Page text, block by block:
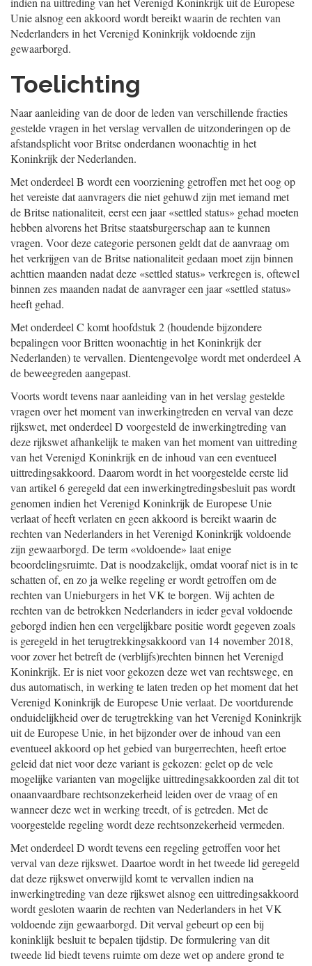
Unie alsnog een akkoord wordt bereikt waarin de rechten van
Nederlanders in het Verenigd Koninkrijk voldoende zijn
gewaarborgd.
Toelichting
Naar aanleiding van de door de leden van verschillende fracties
gestelde vragen in het verslag vervallen de uitzonderingen op de
afstandsplicht voor Britse onderdanen woonachtig in het
Koninkrijk der Nederlanden.
Met onderdeel B wordt een voorziening getroffen met het oog op
het vereiste dat aanvragers die niet gehuwd zijn met iemand met
de Britse nationaliteit, eerst een jaar «settled status» gehad moeten
hebben alvorens het Britse staatsburgerschap aan te kunnen
vragen. Voor deze categorie personen geldt dat de aanvraag om
het verkrijgen van de Britse nationaliteit gedaan moet zijn binnen
achttien maanden nadat deze «settled status» verkregen is, oftewel
binnen zes maanden nadat de aanvrager een jaar «settled status»
heeft gehad.
Met onderdeel C komt hoofdstuk 2 (houdende bijzondere
bepalingen voor Britten woonachtig in het Koninkrijk der
Nederlanden) te vervallen. Dientengevolge wordt met onderdeel A
de beweegreden aangepast.
Voorts wordt tevens naar aanleiding van in het verslag gestelde
vragen over het moment van inwerkingtreden en verval van deze
rijkswet, met onderdeel D voorgesteld de inwerkingtreding van
deze rijkswet afhankelijk te maken van het moment van uittreding
van het Verenigd Koninkrijk en de inhoud van een eventueel
uittredingsakkoord. Daarom wordt in het voorgestelde eerste lid
van artikel 6 geregeld dat een inwerkingtredingsbesluit pas wordt
genomen indien het Verenigd Koninkrijk de Europese Unie
verlaat of heeft verlaten en geen akkoord is bereikt waarin de
rechten van Nederlanders in het Verenigd Koninkrijk voldoende
zijn gewaarborgd. De term «voldoende» laat enige
beoordelingsruimte. Dat is noodzakelijk, omdat vooraf niet is in te
schatten of, en zo ja welke regeling er wordt getroffen om de
rechten van Unieburgers in het VK te borgen. Wij achten de
rechten van de betrokken Nederlanders in ieder geval voldoende
geborgd indien hen een vergelijkbare positie wordt gegeven zoals
is geregeld in het terugtrekkingsakkoord van 14 november 2018,
voor zover het betreft de (verblijfs)rechten binnen het Verenigd
Koninkrijk. Er is niet voor gekozen deze wet van rechtswege, en
dus automatisch, in werking te laten treden op het moment dat het
Verenigd Koninkrijk de Europese Unie verlaat. De voortdurende
onduidelijkheid over de terugtrekking van het Verenigd Koninkrijk
uit de Europese Unie, in het bijzonder over de inhoud van een
eventueel akkoord op het gebied van burgerrechten, heeft ertoe
geleid dat niet voor deze variant is gekozen: gelet op de vele
mogelijke varianten van mogelijke uittredingsakkoorden zal dit tot
onaanvaardbare rechtsonzekerheid leiden over de vraag of en
wanneer deze wet in werking treedt, of is getreden. Met de
voorgestelde regeling wordt deze rechtsonzekerheid vermeden.
Met onderdeel D wordt tevens een regeling getroffen voor het
verval van deze rijkswet. Daartoe wordt in het tweede lid geregeld
dat deze rijkswet onverwijld komt te vervallen indien na
inwerkingtreding van deze rijkswet alsnog een uittredingsakkoord
wordt gesloten waarin de rechten van Nederlanders in het VK
voldoende zijn gewaarborgd. Dit verval gebeurt op een bij
koninklijk besluit te bepalen tijdstip. De formulering van dit
tweede lid biedt tevens ruimte om deze wet op andere grond te